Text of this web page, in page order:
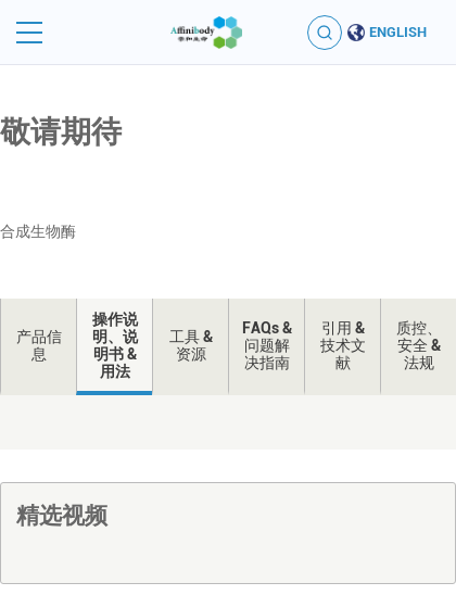
ENGLISH
敬请期待
合成生物酶
产品信
息
操作说
明、说
明书 &
用法
工具 &
资源
FAQs &
问题解
决指南
引用 &
技术文
献
质控、
安全 &
法规
精选视频